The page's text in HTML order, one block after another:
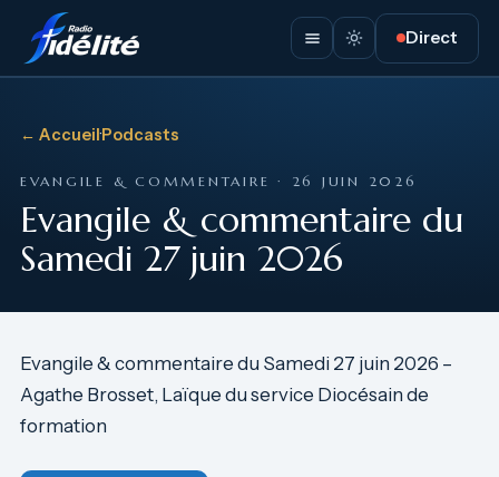
Direct
← Accueil·Podcasts
EVANGILE & COMMENTAIRE · 26 JUIN 2026
Evangile & commentaire du
Samedi 27 juin 2026
Evangile & commentaire du Samedi 27 juin 2026 –
Agathe Brosset, Laïque du service Diocésain de
formation